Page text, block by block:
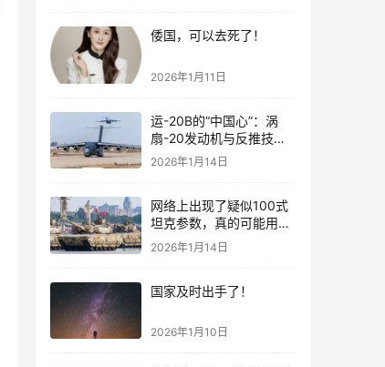
倭国，可以去死了！
2026年1月11日
运-20B的“中国心”：涡
扇-20发动机与反推技术
大突破！
2026年1月14日
网络上出现了疑似100式
坦克参数，真的可能用了
钛合金装甲！
2026年1月14日
国家及时出手了！
2026年1月10日